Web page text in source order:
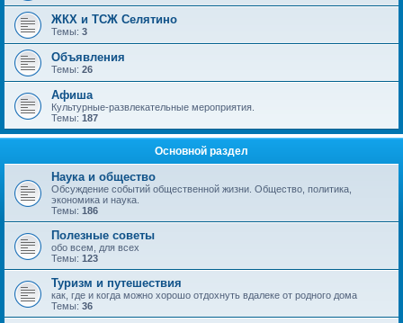
ЖКХ и ТСЖ Селятино
Темы: 3
Объявления
Темы: 26
Афиша
Культурные-развлекательные мероприятия.
Темы: 187
Основной раздел
Наука и общество
Обсуждение событий общественной жизни. Общество, политика,
экономика и наука.
Темы: 186
Полезные советы
обо всем, для всех
Темы: 123
Туризм и путешествия
как, где и когда можно хорошо отдохнуть вдалеке от родного дома
Темы: 36